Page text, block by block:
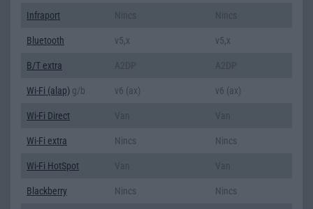
Infraport
Bluetooth v5,x v5,x
B/T extra
Wi-Fi (alap) g/b v6 (ax) v6 (ax)
Wi-Fi Direct
Wi-Fi extra Nincs Nincs
Wi-Fi HotSpot
Blackberry Nincs Nincs